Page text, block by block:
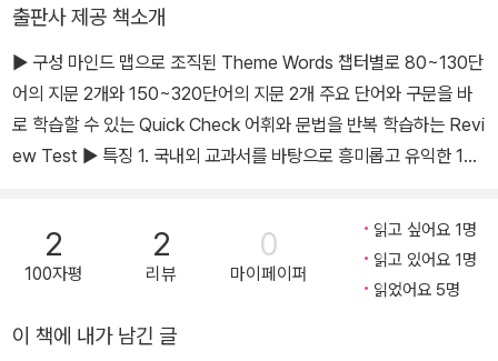
출판사 제공 책소개
▶ 구성 마인드 맵으로 조직된 Theme Words 챕터별로 80~130단
어의 지문 2개와 150~320단어의 지문 2개 주요 단어와 구문을 바
로 학습할 수 있는 Quick Check 어휘와 문법을 반복 학습하는 Revi
ew Test ▶ 특징 1. 국내외 교과서를 바탕으로 흥미롭고 유익한 17
으로 학습 4. 중학 필수 구문과 단어를 탄탄하게 반복 학습 5. 영어를
자연스럽게 느낄 수 있는 원서형 교재 책의 구성과 특징 Thematic
마인드 맵으로 보여줍니다. Passage 17개 대주제, 32개 소주제의
2
100자평
2
리뷰
0
마이페이퍼
읽고 싶어요 1명
읽고 있어요 1명
읽었어요 5명
이 책에 내가 남긴 글